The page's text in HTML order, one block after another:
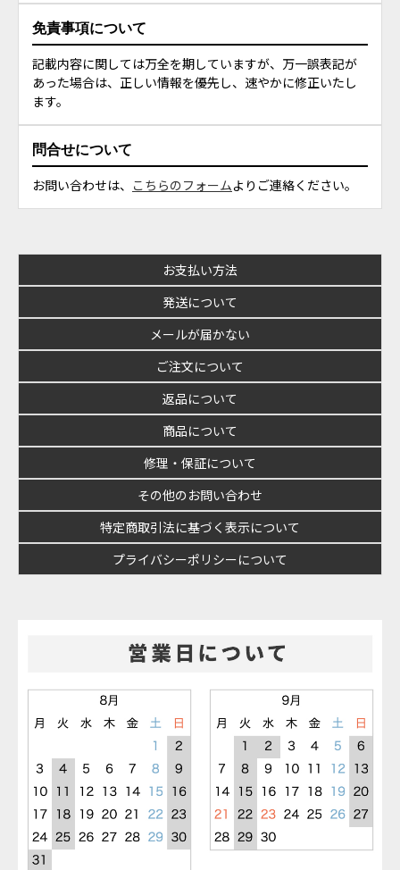
免責事項について
記載内容に関しては万全を期していますが、万一誤表記が
あった場合は、正しい情報を優先し、速やかに修正いたし
ます。
問合せについて
お問い合わせは、 こちらのフォームよりご連絡ください。
お支払い方法
発送について
メールが届かない
ご注文について
返品について
商品について
修理・保証について
その他のお問い合わせ
特定商取引法に基づく表示について
プライバシーポリシーについて